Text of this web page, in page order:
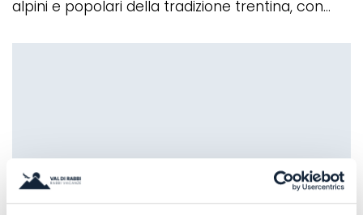
alpini e popolari della tradizione trentina, con...